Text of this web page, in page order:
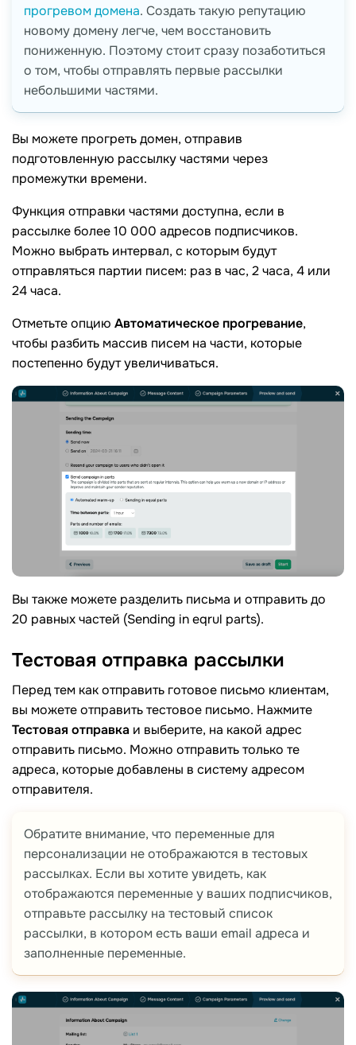
прогревом домена. Создать такую репутацию
новому домену легче, чем восстановить
пониженную. Поэтому стоит сразу позаботиться
о том, чтобы отправлять первые рассылки
небольшими частями.
Вы можете прогреть домен, отправив
подготовленную рассылку частями через
промежутки времени.
Функция отправки частями доступна, если в
рассылке более 10 000 адресов подписчиков.
Можно выбрать интервал, с которым будут
отправляться партии писем: раз в час, 2 часа, 4 или
24 часа.
Отметьте опцию Автоматическое прогревание,
чтобы разбить массив писем на части, которые
постепенно будут увеличиваться.
Вы также можете разделить письма и отправить до
20 равных частей (Sending in eqrul parts).
Тестовая отправка рассылки
Перед тем как отправить готовое письмо клиентам,
вы можете отправить тестовое письмо. Нажмите
Тестовая отправка и выберите, на какой адрес
отправить письмо. Можно отправить только те
адреса, которые добавлены в систему адресом
отправителя.
Обратите внимание, что переменные для
персонализации не отображаются в тестовых
рассылках. Если вы хотите увидеть, как
отображаются переменные у ваших подписчиков,
отправьте рассылку на тестовый список
рассылки, в котором есть ваши email адреса и
заполненные переменные.